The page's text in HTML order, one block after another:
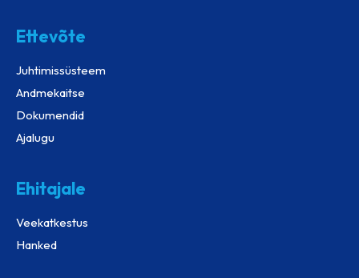
Ettevõte
Juhtimissüsteem
Andmekaitse
Dokumendid
Ajalugu
Ehitajale
Veekatkestus
Hanked